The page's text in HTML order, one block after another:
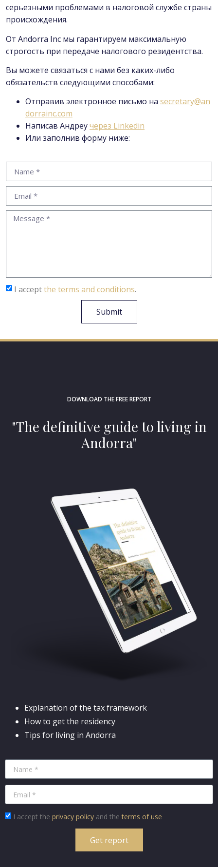
серьезными проблемами в налоговой службе страны
происхождения.
От Andorra Inc мы гарантируем максимальную
строгость при передаче налогового резидентства.
Вы можете связаться с нами без каких-либо
обязательств следующими способами:
Отправив электронное письмо на secretary@an
dorrainc.com
Написав Андреучерез Linkedin
Или заполнив форму ниже:
I acceptthe terms and conditions.
Submit
DOWNLOAD THE FREE REPORT
"The definitive guide to living in
Andorra"
Explanation of the tax framework
How to get the residency
Tips for living in Andorra
I accept the privacy policy and theterms of use
Get report